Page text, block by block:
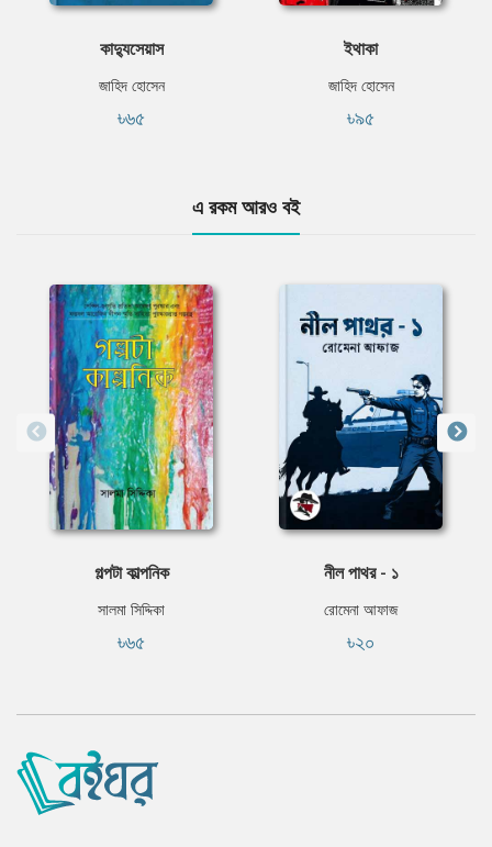
কাদ্যুসেয়াস
জাহিদ হোসেন
৳৬৫
ইথাকা
জাহিদ হোসেন
৳৯৫
এ রকম আরও বই
গল্পটা কাল্পনিক
সালমা সিদ্দিকা
৳৬৫
নীল পাথর - ১
রোমেনা আফাজ
৳২০